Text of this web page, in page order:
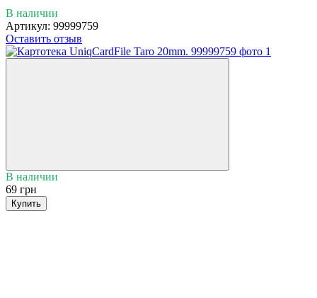
В наличии
Артикул: 99999759
Оставить отзыв
В наличии
69 грн
Купить